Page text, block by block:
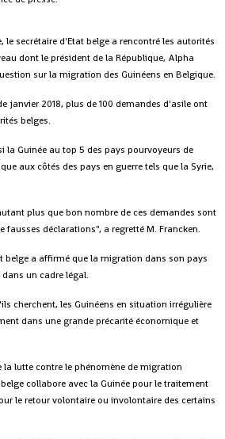
le secrétaire d'Etat belge a rencontré les autorités
dont le président de la République, Alpha
sur la migration des Guinéens en Belgique.
janvier 2018, plus de 100 demandes d'asile ont
belges.
la Guinée au top 5 des pays pourvoyeurs de
aux côtés des pays en guerre tels que la Syrie,
plus que bon nombre de ces demandes sont
fausses déclarations", a regretté M. Francken.
belge a affirmé que la migration dans son pays
un cadre légal.
cherchent, les Guinéens en situation irrégulière
dans une grande précarité économique et
la lutte contre le phénomène de migration
collabore avec la Guinée pour le traitement
le retour volontaire ou involontaire des certains